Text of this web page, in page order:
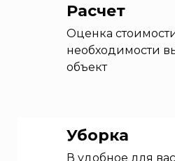
Расчет
Оценка
необходимости
объект
Уборка
В удобное для